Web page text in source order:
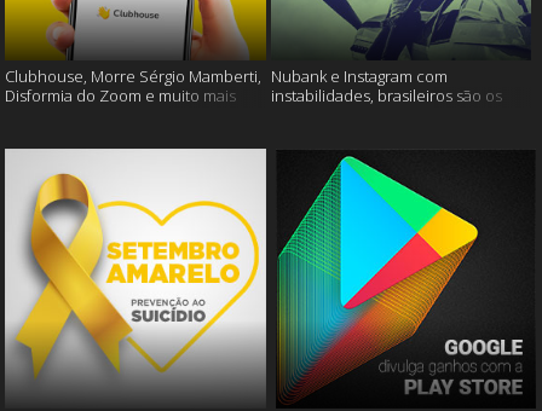
Clubhouse, Morre Sérgio Mamberti,
Disformia do Zoom e muito mais
Nubank e Instagram com
instabilidades, brasileiros são os